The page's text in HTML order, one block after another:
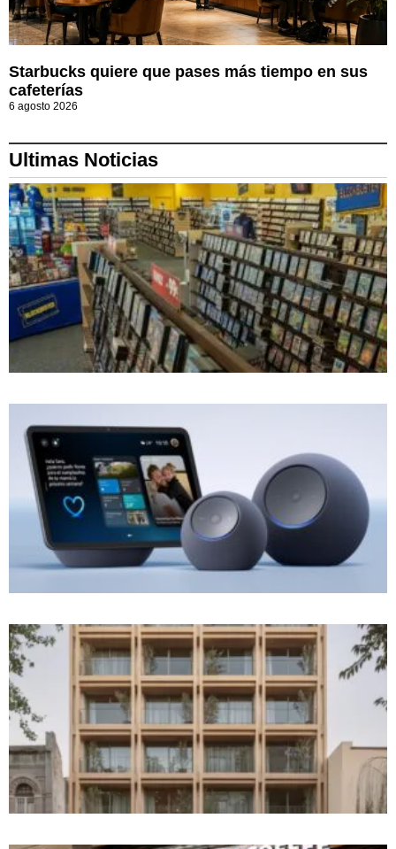
Starbucks quiere que pases más tiempo en sus
cafeterías
6 agosto 2026
Ultimas Noticias